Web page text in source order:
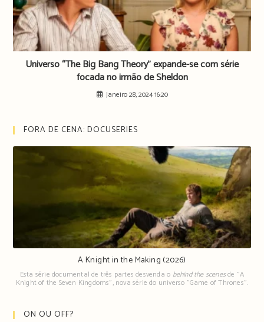
Universo “The Big Bang Theory” expande-se com série
focada no irmão de Sheldon
Janeiro 28, 2024 16:20
FORA DE CENA: DOCUSERIES
A Knight in the Making (2026)
Esta série documental de três partes desvenda o behind the scenesde "A
Knight of the Seven Kingdoms", nova série do universo "Game of Thrones".
ON OU OFF?